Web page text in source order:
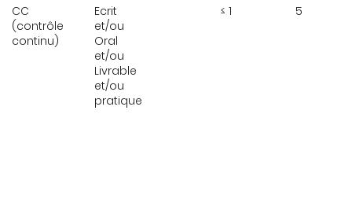
CC
(contrôle
continu)
Ecrit
et/ou
Oral
et/ou
Livrable
et/ou
pratique
≤ 1 5